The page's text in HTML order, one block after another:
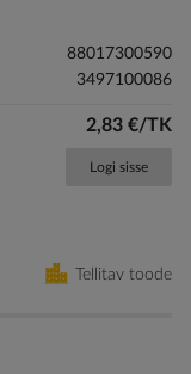
88017300590
3497100086
2,83 €/TK
Logi sisse
Tellitav toode